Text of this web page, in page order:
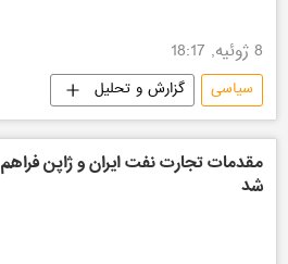
8 ژوئیه, 18:17
سیاسی گزارش و تحلیل
مقدمات تجارت نفت ایران و ژاپن فراهم
شد